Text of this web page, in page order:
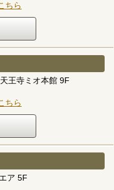
ちら
王寺ミオ本館 9F
ちら
ア 5F